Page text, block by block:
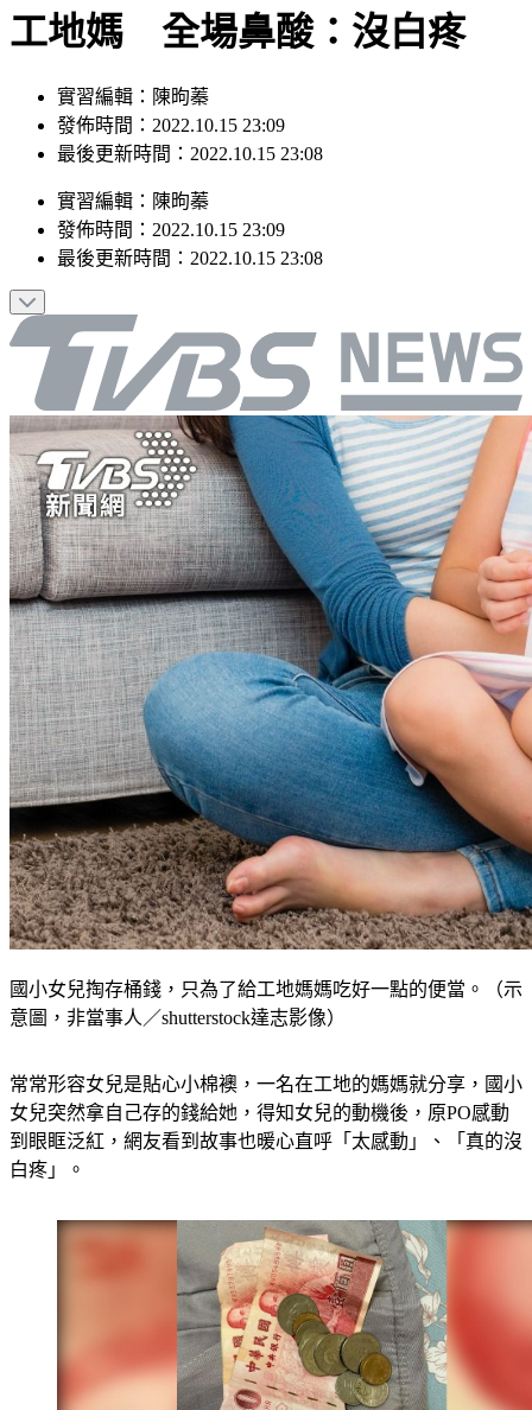
工地媽 全場鼻酸：沒白疼
實習編輯：陳昫蓁
發佈時間：2022.10.15 23:09
最後更新時間：2022.10.15 23:08
實習編輯 ： 陳昫蓁
發佈時間： 2022.10.15 23:09
最後更新時間： 2022.10.15 23:08
國小女兒掏存桶錢，只為了給工地媽媽吃好一點的便當。（示
意圖，非當事人／shutterstock達志影像）
常常形容女兒是貼心小棉襖，一名在工地的媽媽就分享，國小
女兒突然拿自己存的錢給她，得知女兒的動機後，原PO感動
到眼眶泛紅，網友看到故事也暖心直呼「太感動」、「真的沒
白疼」。